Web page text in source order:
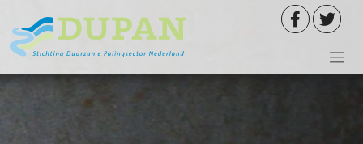
inhoud